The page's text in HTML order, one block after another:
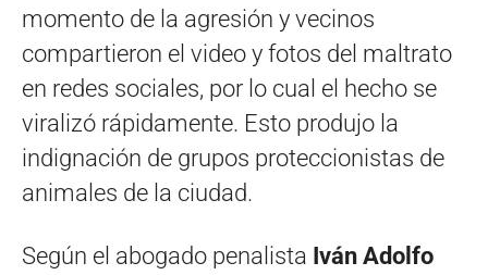
momento de la agresión y vecinos
compartieron el video y fotos del maltrato
en redes sociales, por lo cual el hecho se
viralizó rápidamente. Esto produjo la
indignación de grupos proteccionistas de
animales de la ciudad.
Según el abogado penalista Iván Adolfo